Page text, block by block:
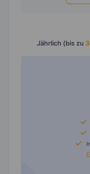
Jährlich (bis zu